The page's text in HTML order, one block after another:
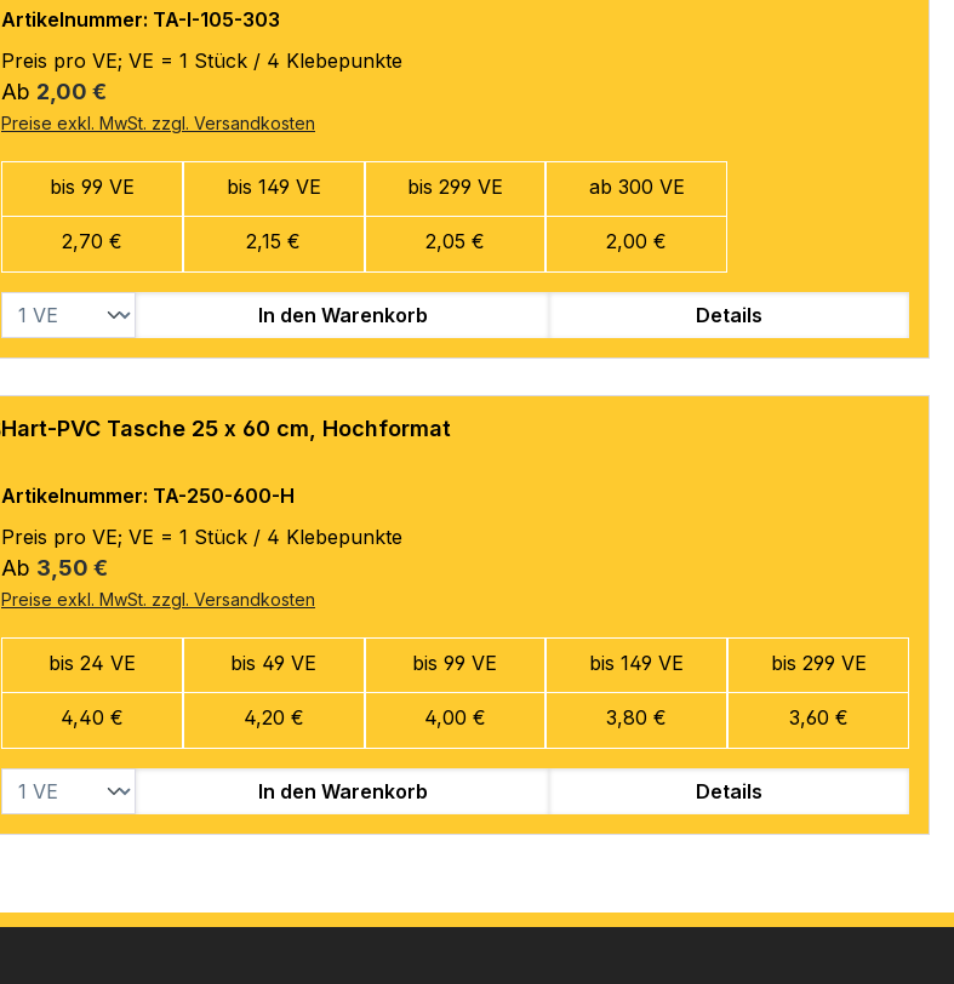
Artikelnummer: TA-I-105-303
Preis pro VE; VE = 1 Stück / 4 Klebepunkte
Regulärer Preis:
Ab 2,00 €
Preise exkl. MwSt. zzgl. Versandkosten
bis 99 VE
2,70 €
bis 149 VE
2,15 €
bis 299 VE
2,05 €
ab 300 VE
2,00 €
In den Warenkorb Details
Hart-PVC Tasche 25 x 60 cm, Hochformat
Artikelnummer: TA-250-600-H
Preis pro VE; VE = 1 Stück / 4 Klebepunkte
Regulärer Preis:
Ab 3,50 €
Preise exkl. MwSt. zzgl. Versandkosten
bis 24 VE
4,40 €
bis 49 VE
4,20 €
bis 99 VE
4,00 €
bis 149 VE
3,80 €
bis 299 VE
3,60 €
In den Warenkorb Details